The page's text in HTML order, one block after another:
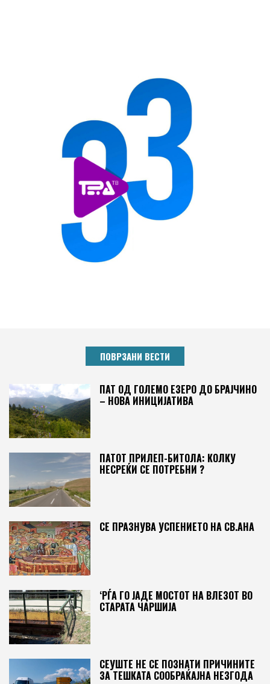
ПОВРЗАНИ ВЕСТИ
ПАТ ОД ГОЛЕМО ЕЗЕРО ДО БРАЈЧИНО
– НОВА ИНИЦИЈАТИВА
ПАТОТ ПРИЛЕП-БИТОЛА: КОЛКУ
НЕСРЕЌИ СЕ ПОТРЕБНИ ?
СЕ ПРАЗНУВА УСПЕНИЕТО НА СВ.АНА
‘РЃА ГО ЈАДЕ МОСТОТ НА ВЛЕЗОТ ВО
СТАРАТА ЧАРШИЈА
СЕУШТЕ НЕ СЕ ПОЗНАТИ ПРИЧИНИТЕ
ЗА ТЕШКАТА СООБРАЌАЈНА НЕЗГОДА